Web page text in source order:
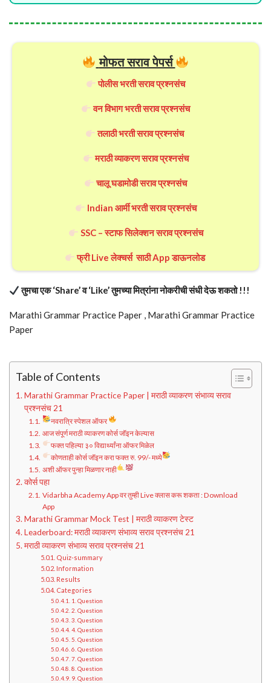
मोफत सराव पेपर्स
पोलीस भरती सराव प्रश्नसंच
वन विभाग भरती सराव प्रश्नसंच
तलाठी भरती सराव प्रश्नसंच
मराठी व्याकरण सराव प्रश्नसंच
चालू घडामोडी सराव प्रश्नसंच
Indian आर्मी भरती सराव प्रश्नसंच
SSC – स्टाफ सिलेक्शन सराव प्रश्नसंच
फ्री Live लेक्चर्स साठी App डाऊनलोड
तुमचा एक ‘Share’ व ‘Like’ तुमच्या मित्रांना नोकरीची संधी देऊ शकतो !!!
Marathi Grammar Practice Paper , Marathi Grammar Practice
Paper
Table of Contents
Marathi Grammar Practice Paper | मराठी व्याकरण संभाव्य सराव
प्रश्नसंच 21
नवरात्रि स्पेशल ऑफर
आज संपूर्ण मराठी व्याकरण कोर्स जॉइन केल्यास
फक्त पहिल्या ३० विद्यार्थ्यांना ऑफर मिळेल
कोणताही कोर्स जॉइन करा फक्त रु. 99/- मध्ये
अशी ऑफर पुन्हा मिळणार नाही
कोर्स पहा
Vidarbha Academy App वर तुम्ही Live क्लास करू शकता : Download
App
Marathi Grammar Mock Test | मराठी व्याकरण टेस्ट
Leaderboard: मराठी व्याकरण संभाव्य सराव प्रश्नसंच 21
मराठी व्याकरण संभाव्य सराव प्रश्नसंच 21
Quiz-summary
Information
Results
Categories
1. Question
2. Question
3. Question
4. Question
5. Question
6. Question
7. Question
8. Question
9. Question